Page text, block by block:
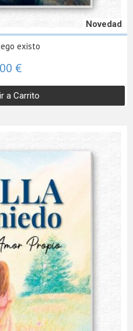
Novedad
existo
€
a Carrito